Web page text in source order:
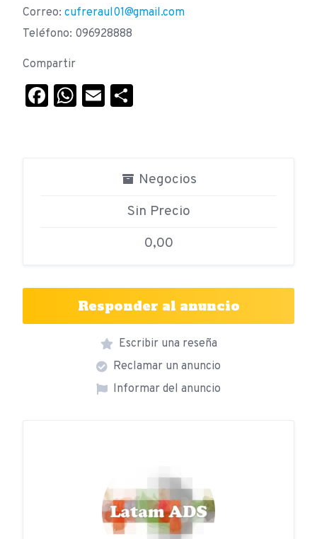
Correo: cufreraul01@gmail.com
Teléfono: 096928888
Compartir
Facebook
WhatsApp
Email
Negocios
Sin Precio
0,00
Responder al anuncio
Escribir una reseña
Reclamar un anuncio
Informar del anuncio